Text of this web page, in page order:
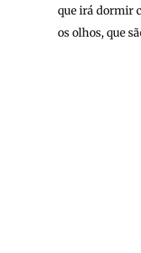
que irá dormir
os olhos, que